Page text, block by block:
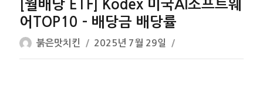
[월배당 ETF] Kodex 미국AI소프트웨
어TOP10 – 배당금 배당률
글
쓴
붉은맛치킨
작
성
2025년 7월 29일